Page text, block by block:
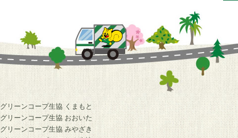
グリーンコープ生協 くまもと
グリーンコープ生協 おおいた
グリーンコープ生協 みやざき